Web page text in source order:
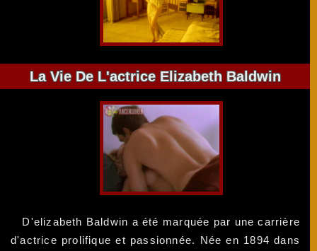
La Vie De L'actrice Elizabeth Baldwin
D'elizabeth Baldwin a été marquée par une carrière
d'actrice prolifique et passionnée. Née en 1894 dans